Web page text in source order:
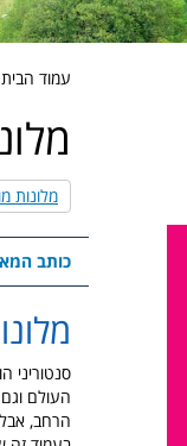
עמוד
מלונות
כותב
סנטוריני
העולם
הרחב, אבל